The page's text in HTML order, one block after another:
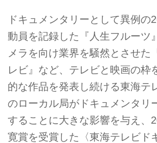
ドキュメンタリーとして異例の
動員を記録した『人生フルーツ
メラを向け業界を騒然とさせた
レビ』など、テレビと映画の枠
的な作品を発表し続ける東海テ
のローカル局がドキュメンタリ
することに大きな影響を与え、
寛賞を受賞した〈東海テレビド